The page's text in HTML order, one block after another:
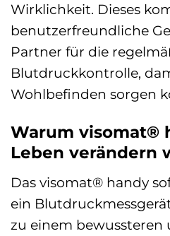
Wirklichkeit. Dieses
benutzerfreundliche
Partner für die
Blutdruckkontrolle,
Wohlbefinden sorgen
Warum visomat®
Leben verändern
Das visomat® handy
ein
zu einem bewussteren